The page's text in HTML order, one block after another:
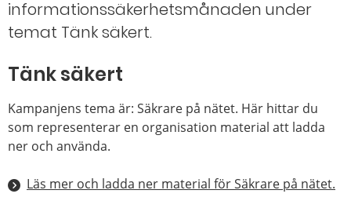
informationssäkerhetsmånaden under
temat Tänk säkert.
Tänk säkert
Kampanjens tema är: Säkrare på nätet. Här hittar du
som representerar en organisation material att ladda
ner och använda.
Läs mer och ladda ner material för Säkrare på nätet.